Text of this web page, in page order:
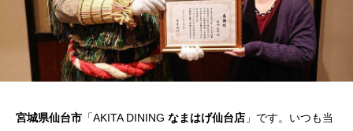
宮城県仙台市 「AKITA DINING なまはげ仙台店 」です。いつも当